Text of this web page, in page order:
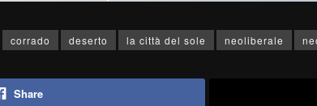
corrado deserto la città del sole neoliberale
Share